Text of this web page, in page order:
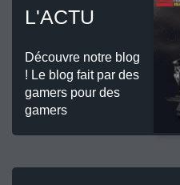
L'ACTU
Découvre notre blog
! Le blog fait par des
gamers pour des
gamers